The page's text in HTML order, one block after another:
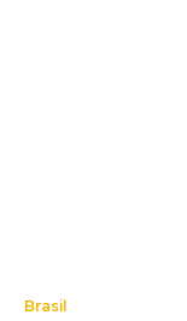
Brasil